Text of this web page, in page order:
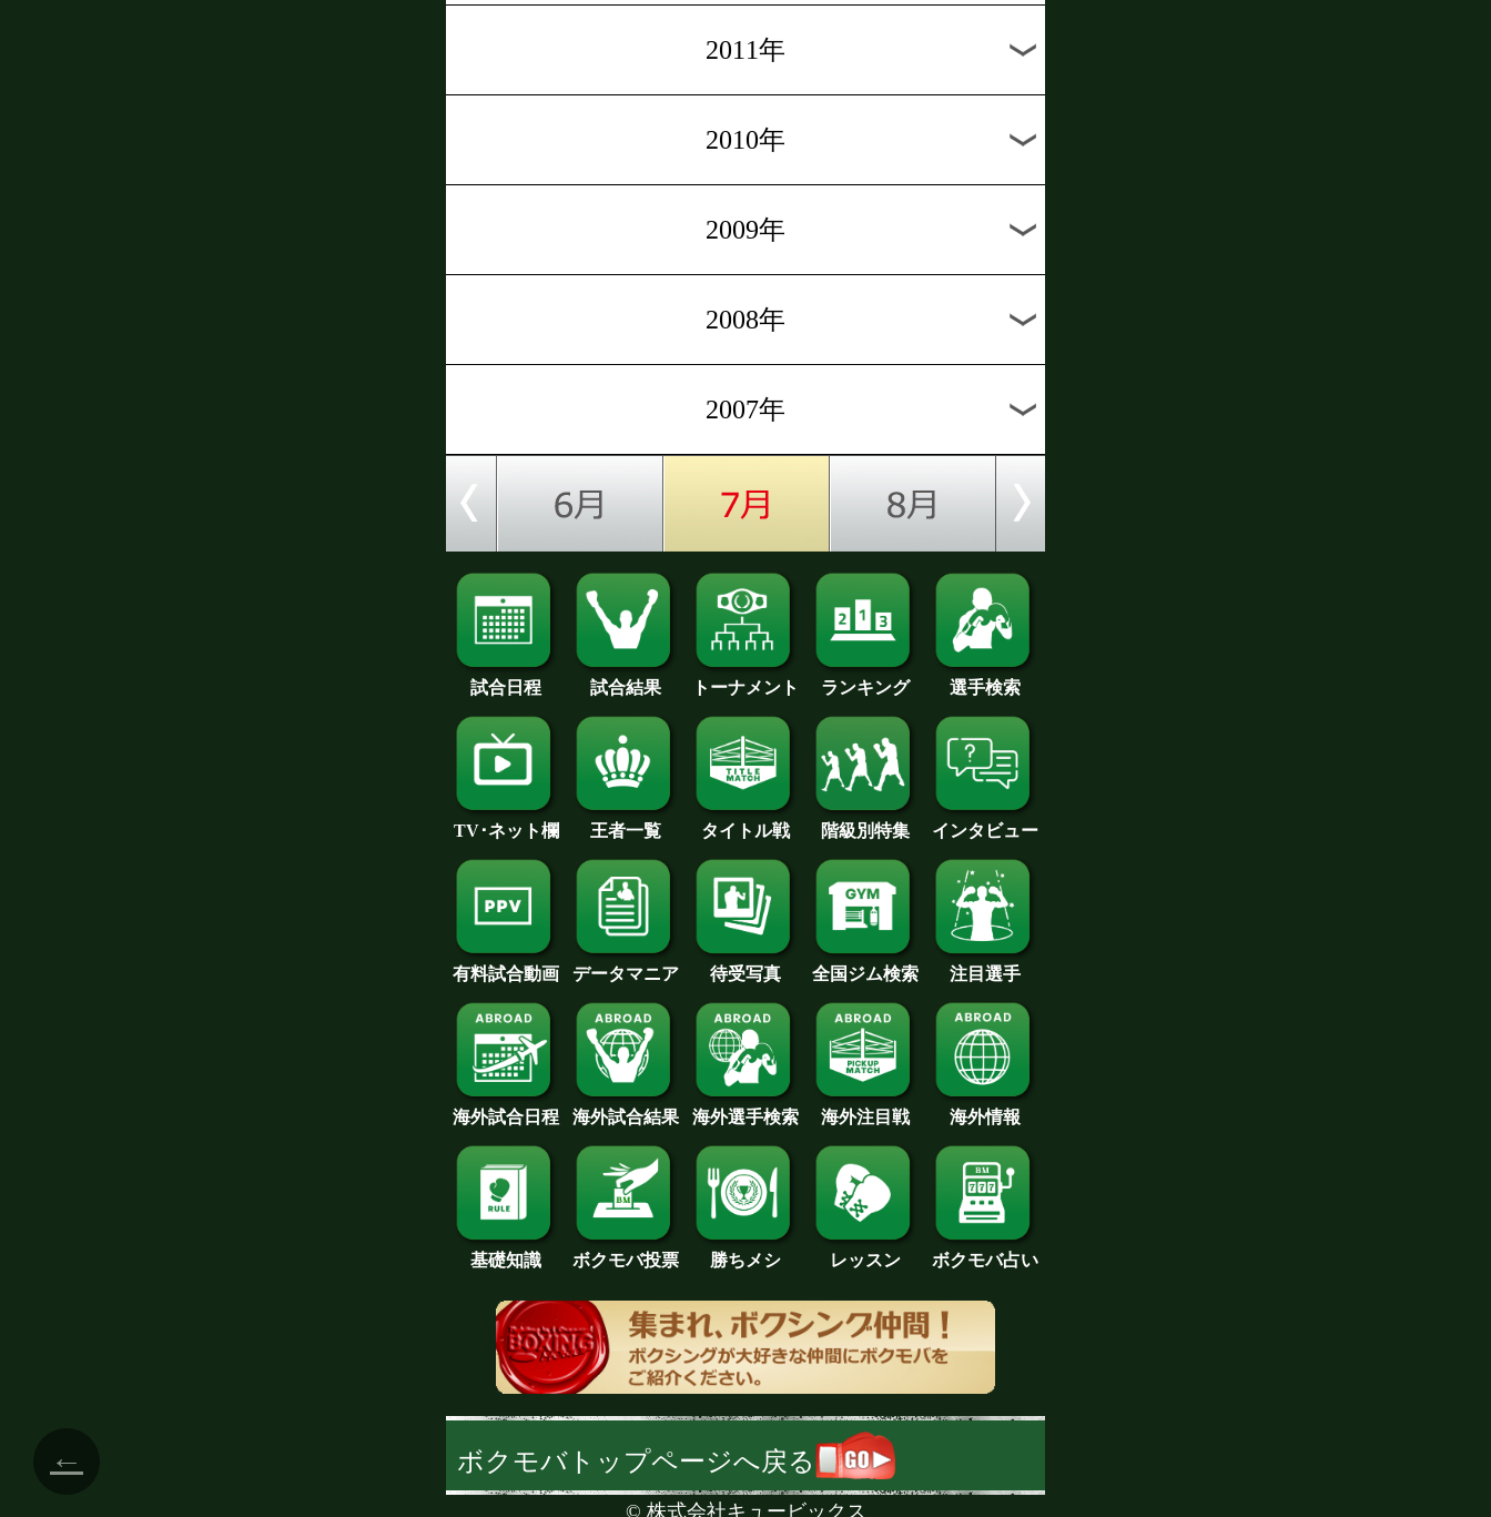
2011年
2010年
2009年
2008年
2007年
試合日程 試合結果 トーナメント ランキング 選手検索
TV･ネット欄 王者一覧 タイトル戦 階級別特集 インタビュー
有料試合動画 データマニア 待受写真 全国ジム検索 注目選手
海外試合日程 海外試合結果 海外選手検索 海外注目戦 海外情報
基礎知識 ボクモバ投票 勝ちメシ レッスン ボクモバ占い
ボクモバトップページへ戻る
© 株式会社キュービックス
←